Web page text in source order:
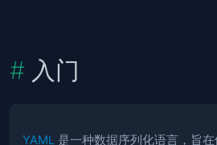
入门
YAML 是一种数据序列化语言，旨